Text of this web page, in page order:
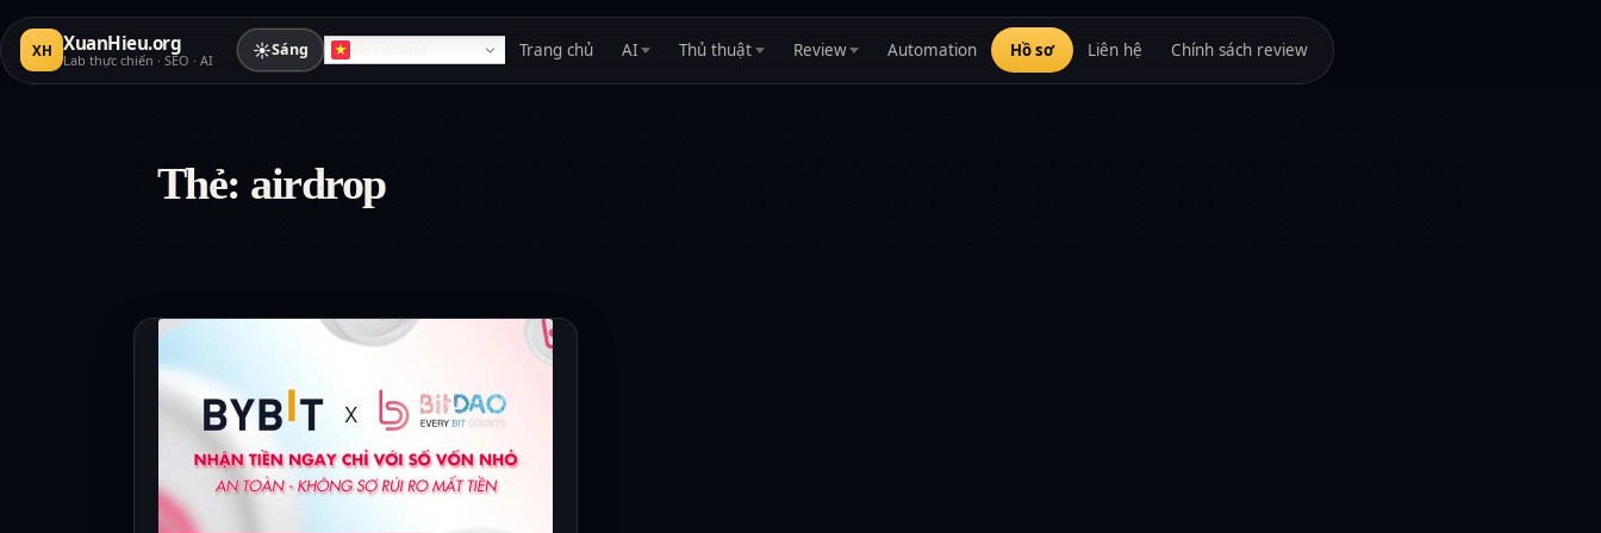
XH XuanHieu.org
Lab thực chiến · SEO · AI ☀Sáng Trang chủ AI Thủ thuật Review Automation Hồ sơ Liên hệ Chính sách review
Thẻ: airdrop